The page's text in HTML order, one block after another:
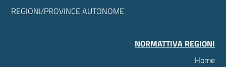
REGIONI/PROVINCE AUTONOME
NORMATTIVA REGIONI
Home